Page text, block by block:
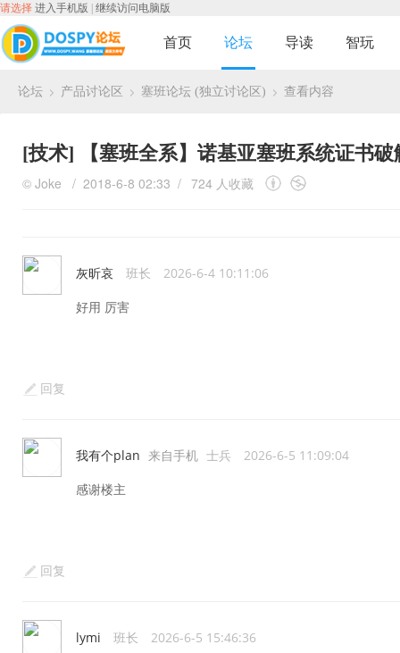
请选择 进入手机版 继续访问电脑版
首页 论坛 导读 智玩
论坛 产品讨论区 塞班论坛 (独立讨论区) 查看内容
[技术] 【塞班全系】诺基亚塞班系统证书
© Joke / 2018-6-8 02:33 / 724 人收藏
灰昕哀 班长 2026-6-4 10:11:06
好用 厉害
回复
我有个plan 来自手机 士兵 2026-6-5 11:09:04
感谢楼主
回复
lymi 班长 2026-6-5 15:46:36